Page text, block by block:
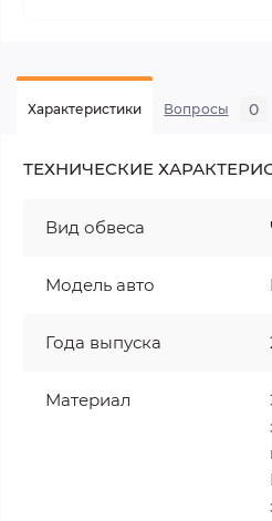
Характеристики Вопросы 0
ТЕХНИЧЕСКИЕ
Вид обвеса
Модель авто
Года выпуска
Материал